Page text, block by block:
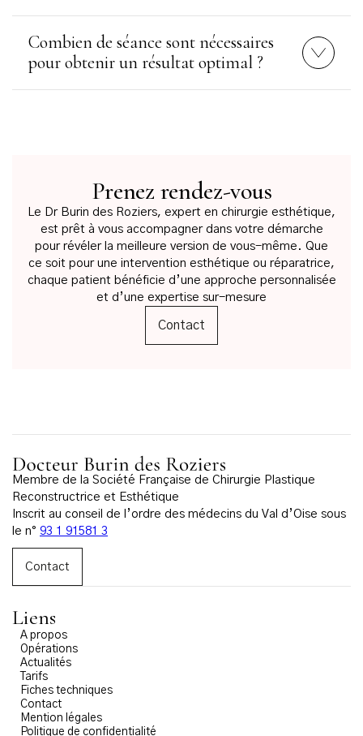
Combien de séance sont nécessaires
pour obtenir un résultat optimal ?
Prenez rendez-vous
Le Dr Burin des Roziers, expert en chirurgie esthétique,
est prêt à vous accompagner dans votre démarche
pour révéler la meilleure version de vous-même. Que
ce soit pour une intervention esthétique ou réparatrice,
chaque patient bénéficie d’une approche personnalisée
et d’une expertise sur-mesure
Contact
Membre de la Société Française de Chirurgie Plastique
Reconstructrice et Esthétique
Inscrit au conseil de l’ordre des médecins du Val d’Oise sous
le n° 93 1 91581 3
Contact
Liens
A propos
Opérations
Actualités
Tarifs
Fiches techniques
Contact
Mention légales
Politique de confidentialité